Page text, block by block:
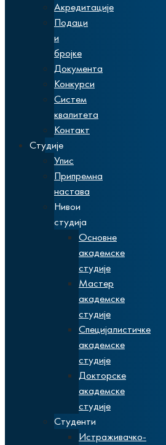
Акредитације
Подаци
и
бројке
Документа
Конкурси
Систем
квалитета
Контакт
Студије
Упис
Припремна
настава
Нивои
студија
Основне
академске
студије
Мастер
академске
студије
Специјалистичке
академске
студије
Докторске
академске
студије
Студенти
Истраживачко-